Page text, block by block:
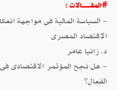
#المقــــــــالات :
- السياسة المالية فى مواجهة
الاقتصاد المصرى
د. رانيا
- هل نجح المؤتمر الاقتصادى فى
الفعال؟